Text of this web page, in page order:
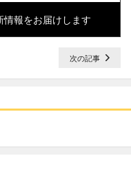
報をお届けします
次の記事